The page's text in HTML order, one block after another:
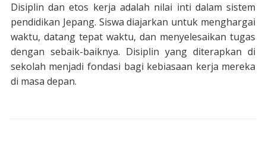
Disiplin dan etos kerja adalah nilai inti dalam sistem
pendidikan Jepang. Siswa diajarkan untuk menghargai
waktu, datang tepat waktu, dan menyelesaikan tugas
dengan sebaik-baiknya. Disiplin yang diterapkan di
sekolah menjadi fondasi bagi kebiasaan kerja mereka
di masa depan.